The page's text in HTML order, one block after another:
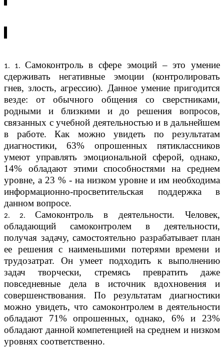
Самоконтроль в сфере эмоций – это умение
сдерживать негативные эмоции (контролировать
гнев, злость, агрессию). Данное умение пригодится
везде: от обычного общения со сверстниками,
родными и близкими и до решения вопросов,
связанных с учебной деятельностью и в дальнейшем
в работе. Как можно увидеть по результатам
диагностики, 63% опрошенных пятиклассников
умеют управлять эмоциональной сферой, однако,
14% обладают этими способностями на среднем
уровне, а 23 % - на низком уровне и им необходима
информационно-просветительская поддержка в
данном вопросе.
Самоконтроль в деятельности.Человек,
обладающий самоконтролем в деятельности,
получая задачу, самостоятельно разрабатывает план
ее решения с наименьшими потерями времени и
трудозатрат. Он умеет подходить к выполнению
задач творчески, стремясь превратить даже
повседневные дела в источник вдохновения и
совершенствования. По результатам диагностики
можно увидеть, что самоконтролем в деятельности
обладают 71% опрошенных, однако, 6% и 23%
обладают данной компетенцией на среднем и низком
уровнях соответственно.